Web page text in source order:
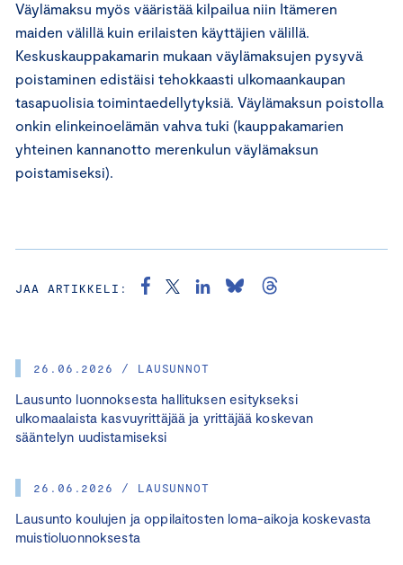
26.06.2026 / LAUSUNNOT
Lausunto luonnoksesta hallituksen esitykseksi
ulkomaalaista kasvuyrittäjää ja yrittäjää koskevan
sääntelyn uudistamiseksi
26.06.2026 / LAUSUNNOT
Lausunto koulujen ja oppilaitosten loma-aikoja koskevasta
muistioluonnoksesta
Väylämaksu myös vääristää kilpailua niin Itämeren
maiden välillä kuin erilaisten käyttäjien välillä.
Keskuskauppakamarin mukaan väylämaksujen pysyvä
poistaminen edistäisi tehokkaasti ulkomaankaupan
tasapuolisia toimintaedellytyksiä. Väylämaksun poistolla
onkin elinkeinoelämän vahva tuki (kauppakamarien
yhteinen kannanotto merenkulun väylämaksun
poistamiseksi).
JAA ARTIKKELI: